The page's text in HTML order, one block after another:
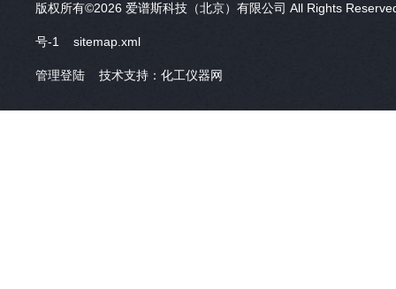
版权所有©2026 爱谱斯科技（北京）有限公司 All Rights
号-1 sitemap.xml
管理登陆 技术支持： 化工仪器网